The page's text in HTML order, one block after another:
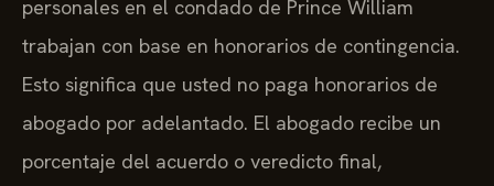
personales en el condado de Prince William
trabajan con base en honorarios de contingencia.
Esto significa que usted no paga honorarios de
abogado por adelantado. El abogado recibe un
porcentaje del acuerdo o veredicto final,